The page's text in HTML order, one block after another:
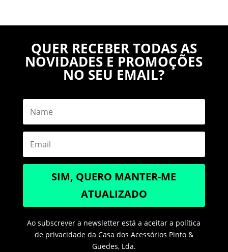
QUER RECEBER TODAS AS
NOVIDADES E PROMOÇÕES
NO SEU EMAIL?
SIM, QUERO MANTER-ME
ATUALIZADO
Ao subscrever a newsletter está a aceitar a política
de privacidade da Casa dos Acessórios Pinto &
Guedes, Lda.